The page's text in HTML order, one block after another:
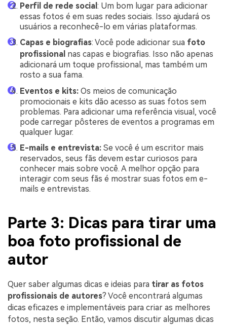
Perfil de rede social : Um bom lugar para adicionar
essas fotos é em suas redes sociais. Isso ajudará os
usuários a reconhecê-lo em várias plataformas.
Capas e biografias: Você pode adicionar sua foto
profissional nas capas e biografias. Isso não apenas
adicionará um toque profissional, mas também um
rosto a sua fama.
Eventos e kits: Os meios de comunicação
promocionais e kits dão acesso as suas fotos sem
problemas. Para adicionar uma referência visual, você
pode carregar pôsteres de eventos a programas em
qualquer lugar.
E-mails e entrevista: Se você é um escritor mais
reservados, seus fãs devem estar curiosos para
conhecer mais sobre você. A melhor opção para
interagir com seus fãs é mostrar suas fotos em e-
mails e entrevistas.
Parte 3: Dicas para tirar uma
boa foto profissional de
autor
Quer saber algumas dicas e ideias para tirar as fotos
profissionais de autores? Você encontrará algumas
dicas eficazes e implementáveis para criar as melhores
fotos, nesta seção. Então, vamos discutir algumas dicas